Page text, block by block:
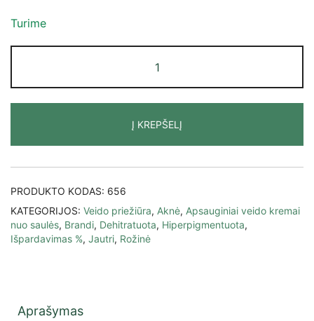
Turime
Į KREPŠELĮ
PRODUKTO KODAS: 656
KATEGORIJOS: Veido priežiūra, Aknė, Apsauginiai veido kremai
nuo saulės, Brandi, Dehitratuota, Hiperpigmentuota,
Išpardavimas %, Jautri, Rožinė
Aprašymas